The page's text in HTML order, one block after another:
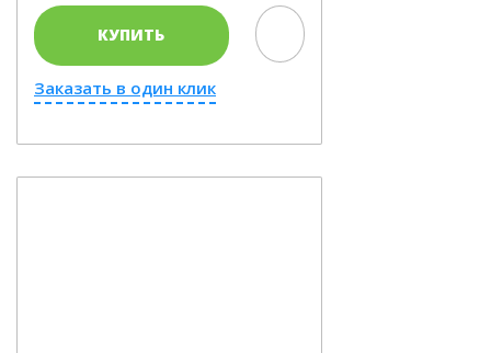
КУПИТЬ
Заказать в один клик